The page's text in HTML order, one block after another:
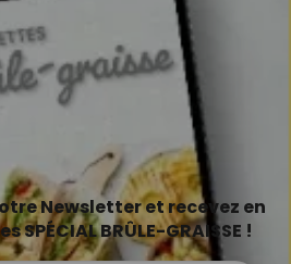
Newsletter et recevez en
SPÉCIAL BRÛLE-GRAISSE !